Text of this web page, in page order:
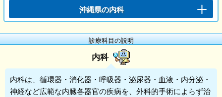
沖縄県の内科
診療科目の説明
内科
内科は、循環器・消化器・呼吸器・泌尿器・血液・内分泌・
神経など広範な内臓各器官の疾病を、外科的手術によらず治